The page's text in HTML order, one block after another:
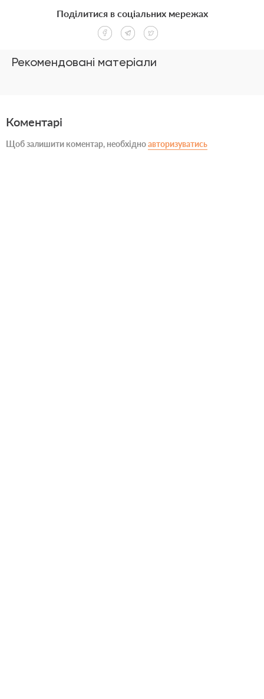
Рекомендовані матеріали
Поділитися в соціальних мережах
Коментарі
Щоб залишити коментар, необхідноавторизуватись